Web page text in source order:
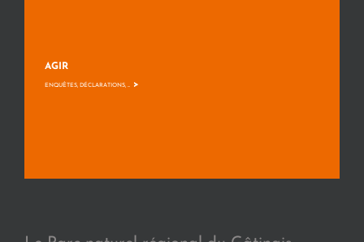
AGIR
ENQUÊTES, DÉCLARATIONS, ... >